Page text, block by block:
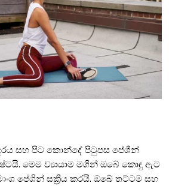
සහ පිට කොන්දේ පිටුපස පේශීන්
මෙම ව්‍යායාම මගින් ඔබේ කොඳු ඇට
පේශින් සක්‍රීය කරයි. ඔබේ තට්ටම සහ